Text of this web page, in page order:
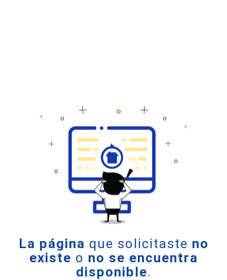
La página que solicitaste no
existe o no se encuentra
disponible.